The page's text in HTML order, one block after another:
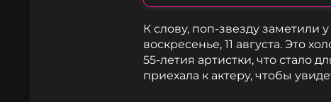
К слову, поп-звезду заметили
воскресенье, 11 августа. Это
55-летия артистки, что стало
приехала к актеру, чтобы